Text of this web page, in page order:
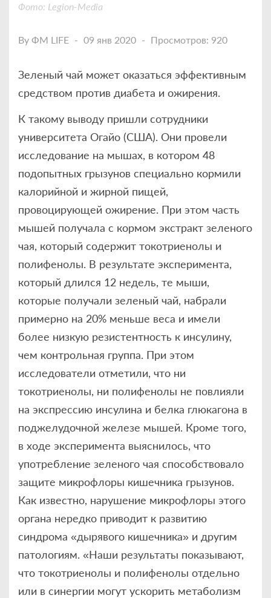
Фото: Legion-Media
By ФМ LIFE 09 янв 2020 Просмотров: 920
Зеленый чай может оказаться эффективным
средством против диабета и ожирения.
К такому выводу пришли сотрудники
университета Огайо (США). Они провели
исследование на мышах, в котором 48
подопытных грызунов специально кормили
калорийной и жирной пищей,
провоцирующей ожирение. При этом часть
мышей получала с кормом экстракт зеленого
чая, который содержит токотриенолы и
полифенолы. В результате эксперимента,
который длился 12 недель, те мыши,
которые получали зеленый чай, набрали
примерно на 20% меньше веса и имели
более низкую резистентность к инсулину,
чем контрольная группа. При этом
исследователи отметили, что ни
токотриенолы, ни полифенолы не повлияли
на экспрессию инсулина и белка глюкагона в
поджелудочной железе мышей. Кроме того,
в ходе эксперимента выяснилось, что
употребление зеленого чая способствовало
защите микрофлоры кишечника грызунов.
Как известно, нарушение микрофлоры этого
органа нередко приводит к развитию
синдрома «дырявого кишечника» и другим
патологиям. «Наши результаты показывают,
что токотриенолы и полифенолы отдельно
или в синергии могут ускорить метаболизм